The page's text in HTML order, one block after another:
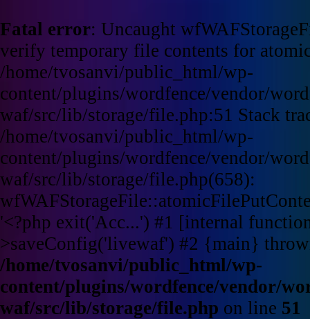
Fatal error: Uncaught
verify temporary file contents for
/home/tvosanvi/public_html/wp-
content/plugins/wordfence/vendor/
waf/src/lib/storage/file.php:51 Stack
/home/tvosanvi/public_html/wp-
content/plugins/wordfence/vendor/
waf/src/lib/storage/file.php(658):
'<?php exit('Acc...') #1 [internal
>saveConfig('livewaf') #2 {main}
/home/tvosanvi/public_html/wp-
content/plugins/wordfence/vendor/
waf/src/lib/storage/file.php on line 51